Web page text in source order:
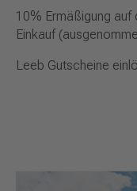
10% Ermäßigung
Einkauf
Leeb Gutscheine